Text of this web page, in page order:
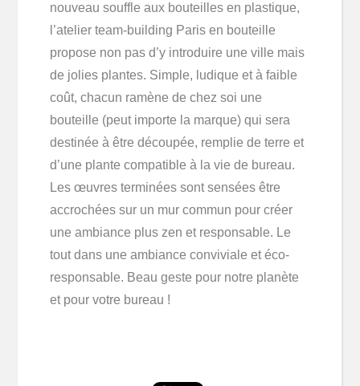
nouveau souffle aux bouteilles en plastique,
l’atelier team-building Paris en bouteille
propose non pas d’y introduire une ville mais
de jolies plantes. Simple, ludique et à faible
coût, chacun ramène de chez soi une
bouteille (peut importe la marque) qui sera
destinée à être découpée, remplie de terre et
d’une plante compatible à la vie de bureau.
Les œuvres terminées sont sensées être
accrochées sur un mur commun pour créer
une ambiance plus zen et responsable. Le
tout dans une ambiance conviviale et éco-
responsable. Beau geste pour notre planète
et pour votre bureau !